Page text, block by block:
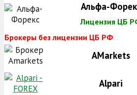
Альфа-
Лицензия ЦБ
Брокеры без лицензии ЦБ РФ
AMarkets
Alpari